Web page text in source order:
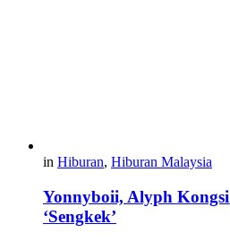
in Hiburan, Hiburan Malaysia
Yonnyboii, Alyph
‘Sengkek’